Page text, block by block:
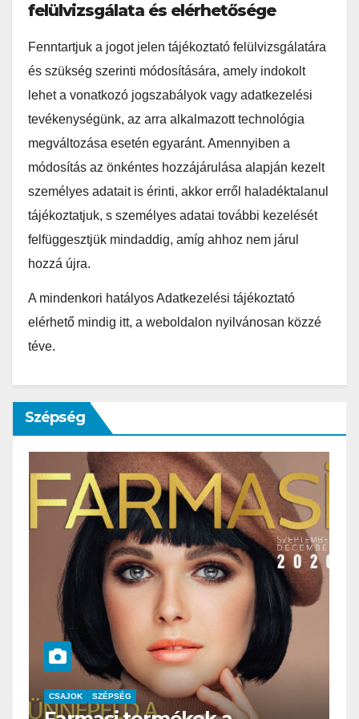
felülvizsgálata és elérhetősége
Fenntartjuk a jogot jelen tájékoztató felülvizsgálatára
és szükség szerinti módosítására, amely indokolt
lehet a vonatkozó jogszabályok vagy adatkezelési
tevékenységünk, az arra alkalmazott technológia
megváltozása esetén egyaránt. Amennyiben a
módosítás az önkéntes hozzájárulása alapján kezelt
személyes adatait is érinti, akkor erről haladéktalanul
tájékoztatjuk, s személyes adatai további kezelését
felfüggesztjük mindaddig, amíg ahhoz nem járul
hozzá újra.
A mindenkori hatályos Adatkezelési tájékoztató
elérhető mindig itt, a weboldalon nyilvánosan közzé
téve.
Szépség